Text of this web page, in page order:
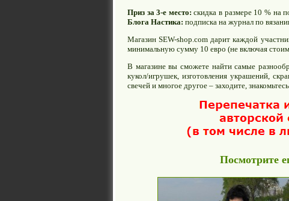
Приз за 3-е место: скидка в размере 10 % на
Блога Настика: подписка на журнал по
Магазин SEW-shop.com дарит каждой
минимальную сумму 10 евро (не включая
В магазине вы сможете найти самые
кукол/игрушек, изготовления украшений,
свечей и многое другое – заходите,
Посмотрите